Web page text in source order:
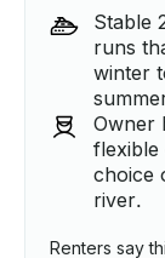
Stable
runs
winter
Owner
flexible
choice
river.
Renters say